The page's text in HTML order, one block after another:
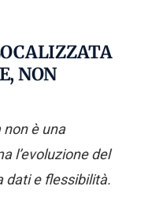
NON
è una
l’evoluzione del
dati e flessibilità.